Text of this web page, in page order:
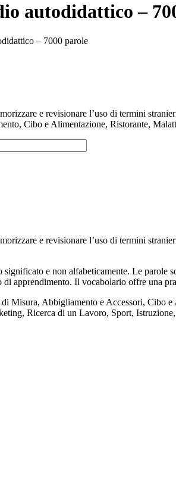
autodidattico –
– 7000 parole
e revisionare l’uso di termini
Cibo e Alimentazione, Ristorante,
e revisionare l’uso di termini
e non alfabeticamente. Le
apprendimento. Il vocabolario offre una
Abbigliamento e Accessori, Cibo
Ricerca di un Lavoro, Sport,